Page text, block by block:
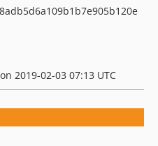
2019-02-03 07:13 UTC